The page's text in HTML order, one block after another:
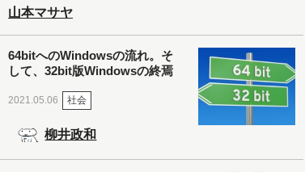
山本マサヤ
64bitへのWindowsの流れ。そ
して、32bit版Windowsの終焉
2021.05.06 社会
柳井政和